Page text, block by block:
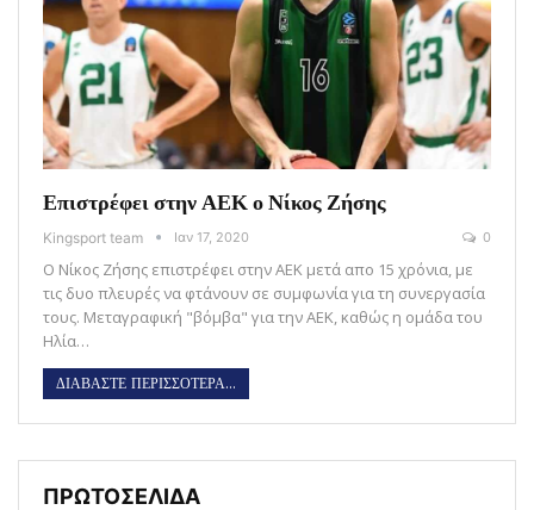
Επιστρέφει στην ΑΕΚ ο Νίκος Ζήσης
Kingsport team Ιαν 17, 2020 0
Ο Νίκος Ζήσης επιστρέφει στην ΑΕΚ μετά απο 15 χρόνια, με
τις δυο πλευρές να φτάνουν σε συμφωνία για τη συνεργασία
τους. Μεταγραφική "βόμβα" για την ΑΕΚ, καθώς η ομάδα του
Ηλία…
ΔΙΑΒΑΣΤΕ ΠΕΡΙΣΣΟΤΕΡΑ...
ΠΡΩΤΟΣΕΛΙΔΑ